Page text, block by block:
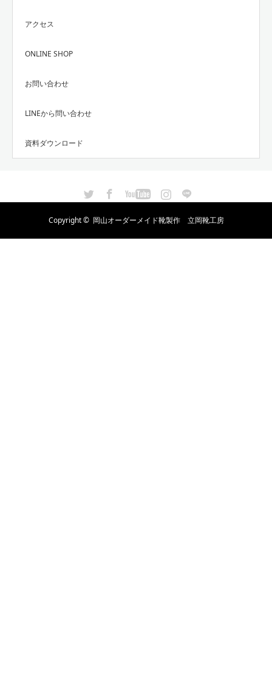
アクセス
ONLINE SHOP
お問い合わせ
LINEから問い合わせ
資料ダウンロード
Instagram
Copyright © 岡山オーダーメイド靴製作 立岡靴工房